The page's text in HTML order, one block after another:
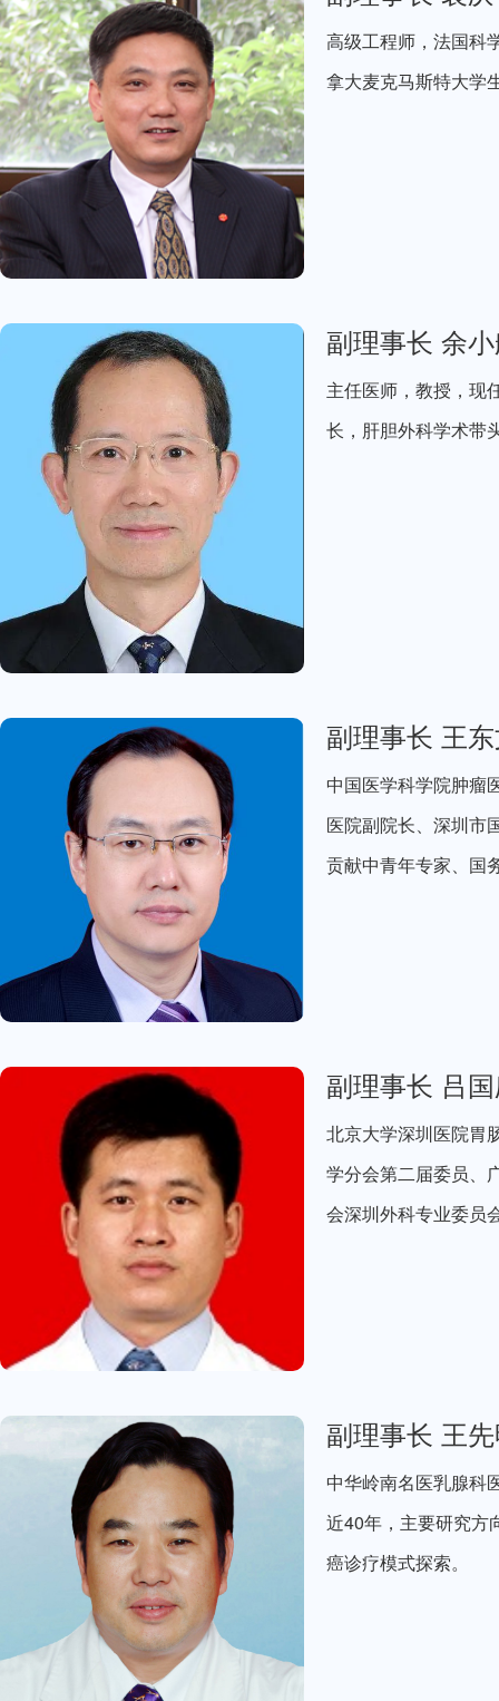
高级工程师，法国科
拿大麦克马斯特大学
副理事长 余
主任医师，教授，现
长，肝胆外科学术带
副理事长 王
中国医学科学院肿瘤
医院副院长、深圳市
贡献中青年专家、国
副理事长 吕
北京大学深圳医院胃
学分会第二届委员、
会深圳外科专业委员
副理事长 王
中华岭南名医乳腺科
近40年，主要研究方
癌诊疗模式探索。